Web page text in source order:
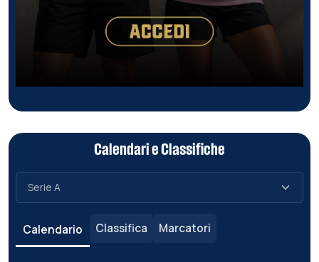
Calendari e Classifiche
Calendario Classifica Marcatori